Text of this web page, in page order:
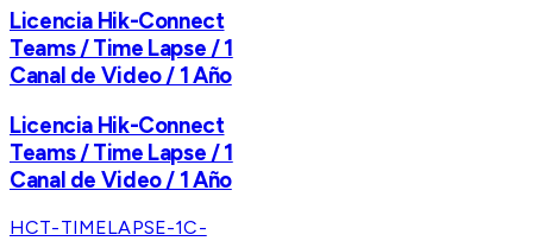
Licencia Hik-Connect
Teams / Time Lapse / 1
Canal de Video / 1 Año
Licencia Hik-Connect
Teams / Time Lapse / 1
Canal de Video / 1 Año
HCT-TIMELAPSE-1C-